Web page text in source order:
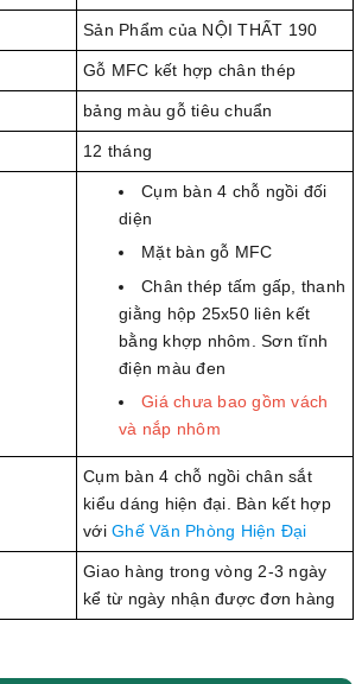
Sản Phẩm của NỘI THẤT 190
Gỗ MFC kết hợp chân thép
bảng màu gỗ tiêu chuẩn
12 tháng
Cụm bàn 4 chỗ ngồi đối
diện
Mặt bàn gỗ MFC
Chân thép tấm gấp, thanh
giằng hộp 25x50 liên kết
bằng khợp nhôm. Sơn tĩnh
điện màu đen
Giá chưa bao gồm vách
và nắp nhôm
Cụm bàn 4 chỗ ngồi chân sắt
kiểu dáng hiện đại. Bàn kết hợp
với Ghế Văn Phòng Hiện Đại
Giao hàng trong vòng 2-3 ngày
kể từ ngày nhận được đơn hàng